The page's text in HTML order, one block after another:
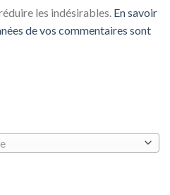
les indésirables. En savoir
de vos commentaires sont